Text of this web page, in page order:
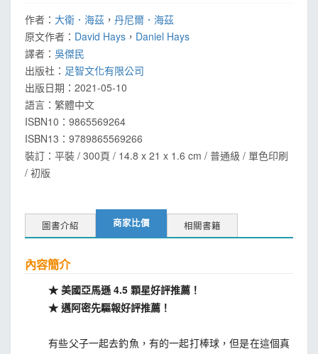
作者： 大衛．海茲 ， 丹尼爾．海茲
原文作者： David Hays ， Daniel Hays
譯者： 吳傑民
出版社： 足智文化有限公司
出版日期： 2021-05-10
語言： 繁體中文
ISBN10：9865569264
ISBN13： 9789865569266
裝訂：平裝 / 300頁 / 14.8 x 21 x 1.6 cm / 普通級 / 單色印刷
/ 初版
圖書介紹 商家比價 相關書籍
內容簡介
★ 美國亞馬遜 4.5 顆星好評推薦！
★ 邁阿密先驅報好評推薦！
有些父子一起去釣魚，有的一起打棒球，但是在這個真